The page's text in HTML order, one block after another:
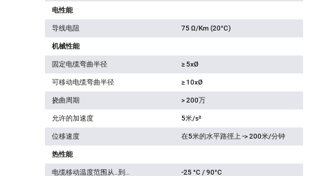
电性能
导线电阻 75 Ω/Km (20°C)
机械性能
固定电缆弯曲半径 ≥ 5xØ
可移动电缆弯曲半径 ≥ 10xØ
挠曲周期 > 200万
允许的加速度 5米/s²
位移速度 在5米的水平路徑上 -> 200米/分钟
热性能
电缆移动温度范围从…到… -25 °C / 90°C